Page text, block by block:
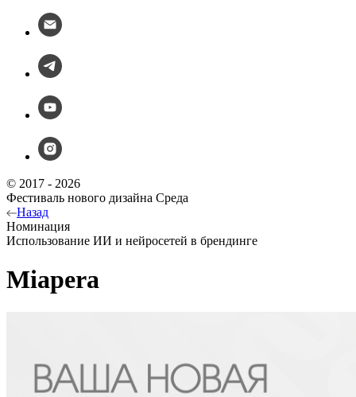
© 2017 - 2026
Фестиваль нового дизайна Среда
Назад
Номинация
Использование ИИ и нейросетей в брендинге
Miapera